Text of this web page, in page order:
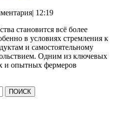
несушки:
что
лучше
для
домашнего
хозяйства
| 12:19
становится всё более
в условиях стремления к
и самостоятельному
Одним из ключевых
и опытных фермеров